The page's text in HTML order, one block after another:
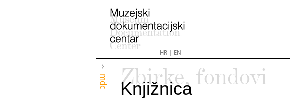
HR| EN
mdc
Zbirke, fondovi
Knjižnica